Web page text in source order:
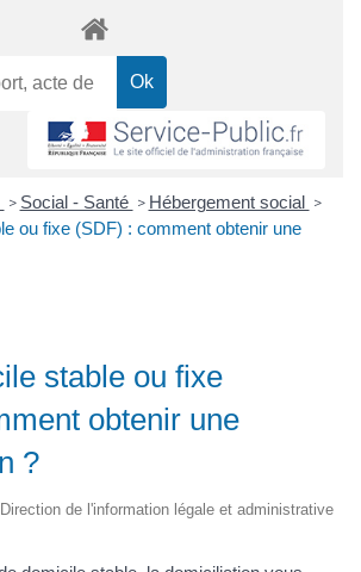
> Social - Santé > Hébergement social >
ou fixe (SDF) : comment obtenir une
stable ou fixe
obtenir une
?
de l'information légale et administrative